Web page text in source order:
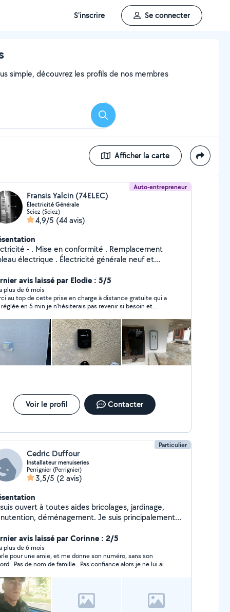
S'inscrire Se connecter
simple, découvrez les profils de nos membres
Rechercher
Afficher la carte
Auto-entrepreneur
Fransis Yalcin (74ELEC)
Électricité Générale
Sciez (Sciez)
4,9/5 (44 avis)
en conformité . Remplacement
. Électricité générale neuf et
pour voiture électrique. Second Œuvre .
de cloison placo plâtre . Parquet Travail
en collaboration avec d'autres Artisans
pour tous vos projets de rénovation générale :
Facadier Plombier Peintre Carreleur Terrassier
en aménagement intérieur . Assurance
Décennale . Suivi de chantier et respect des délais.
avis laissé par Elodie : 5/5
plus de 6 mois
au top de cette prise en charge à distance gratuite qui a
en 5 min je n'hésiterais pas revenir si besoin et
Voir le profil Contacter
Particulier
Cedric Duffour
Installateur menuiseries
Perrignier (Perrignier)
3,5/5 (2 avis)
ouvert à toutes aides bricolages, jardinage,
déménagement. Je suis principalement
roulant)
avis laissé par Corinne : 2/5
plus de 6 mois
pour une amie, et me donne son numéro, sans son
confiance alors je ne lui ai
.